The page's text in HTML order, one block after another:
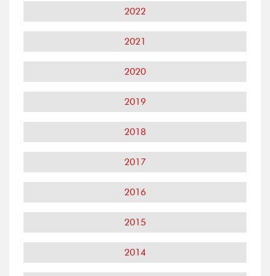
2022
2021
2020
2019
2018
2017
2016
2015
2014